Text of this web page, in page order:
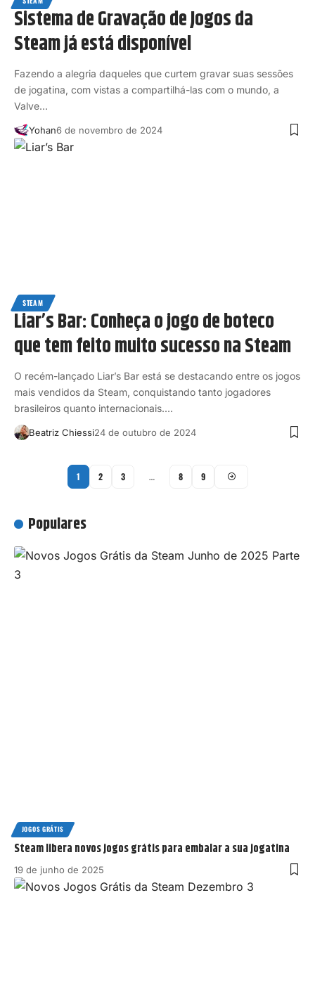
Populares
JOGOS GRÁTIS
Steam libera novos jogos grátis para embalar a sua jogatina
19 de junho de 2025
Sistema de Gravação de Jogos da
Steam já está disponível
Fazendo a alegria daqueles que curtem gravar suas sessões
de jogatina, com vistas a compartilhá-las com o mundo, a
Valve…
Yohan6 de novembro de 2024
STEAM
Liar’s Bar: Conheça o jogo de boteco
que tem feito muito sucesso na Steam
O recém-lançado Liar’s Bar está se destacando entre os jogos
mais vendidos da Steam, conquistando tanto jogadores
brasileiros quanto internacionais.…
Beatriz Chiessi24 de outubro de 2024
1 2 3 … 8 9